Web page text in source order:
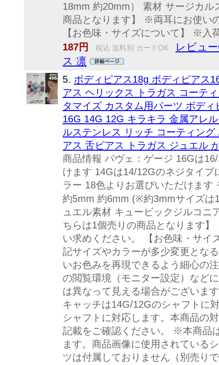
18mm 約20mm） 素材 サージカ
商品となります】 ※両耳にお使い
【お色味・サイズについて】 ※入
187円
税込 送料別 カードOK
レビュ
ス 凛
5. ボディピアス18g ボディピアス
アス ヘリックス トラガス コーテ
タマイズ カスタム用パーツ ボデ
16G 14G 12G キラキラ 金属アレ
ルステンレス リッチ コーティン
アス 舌ピアス トラガス ジュエル
商品情報 パヴェ：ゲージ 16Gは
けます 14Gは14/12Gのネジタイ
ラー 18色よりお選びいただけま
約5mm 約6mm (※約3mmサイズは
ュエル素材 キュービックジルコニ
ちらは1個売りの商品となります
い求めください。 【お色味・サ
記サイズやカラーが多少変更とな
いお色みを再現できるよう細心の
の閲覧環境（モニター設定）など
は異なって見える場合がございま
キャッチは14G/12Gのシャフトに
シャフトに対応します。本商品の
記載をご確認ください。 ※本商品
ます。商品画像に使用されている
ツは付属しておりません（別売り